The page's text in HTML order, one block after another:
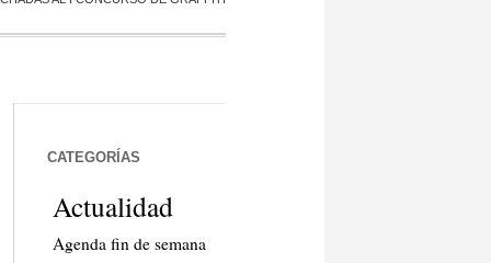
CATEGORÍAS
Actualidad
Agenda fin de semana